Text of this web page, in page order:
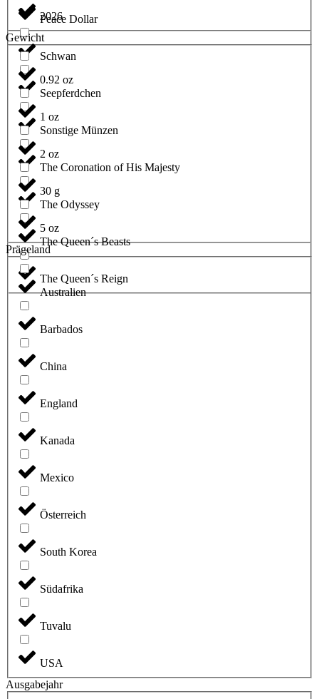
Peace Dollar
Schwan
Seepferdchen
Sonstige Münzen
The Coronation of His Majesty
The Odyssey
The Queen´s Beasts
The Queen´s Reign
2026
Gewicht
0.92 oz
1 oz
2 oz
30 g
5 oz
Prägeland
Australien
Barbados
China
England
Kanada
Mexico
Österreich
South Korea
Südafrika
Tuvalu
USA
Ausgabejahr